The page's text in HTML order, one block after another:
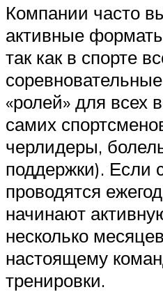
Компании часто
активные
так как в спорте
«ролей» для всех
самих
черлидеры,
поддержки). Если
проводятся
начинают
несколько
настоящему
тренировки.